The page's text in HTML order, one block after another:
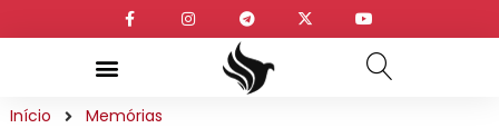
Início Memórias